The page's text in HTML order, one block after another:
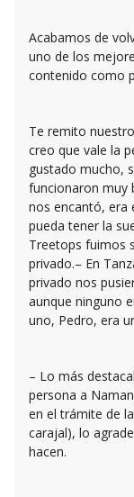
Acabamos de
uno de los
contenido como
Te remito
creo que vale la
gustado mucho,
funcionaron muy
nos encantó, era
pueda tener la
Treetops fuimos
privado.– En
privado nos
aunque ninguno
uno, Pedro, era
– Lo más
persona a
en el trámite de
carajal), lo
hacen.